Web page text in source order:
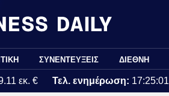
ΣΥΝΕΝΤΕΥΞΕΙΣ ΔΙΕΘΝΗ
εκ. € Τελ. ενημέρωση: 17:25:01